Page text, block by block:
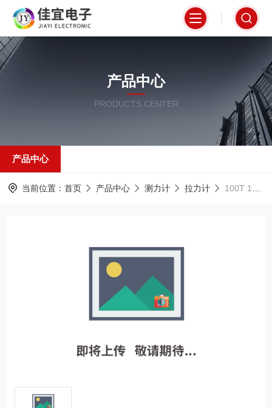
产品中心
PRODUCTS CENTER
产品中心
当前位置： 首页 产品中心 测力计 拉力计 100T 120T 150T 200T 250T 300T 500T无线测力仪